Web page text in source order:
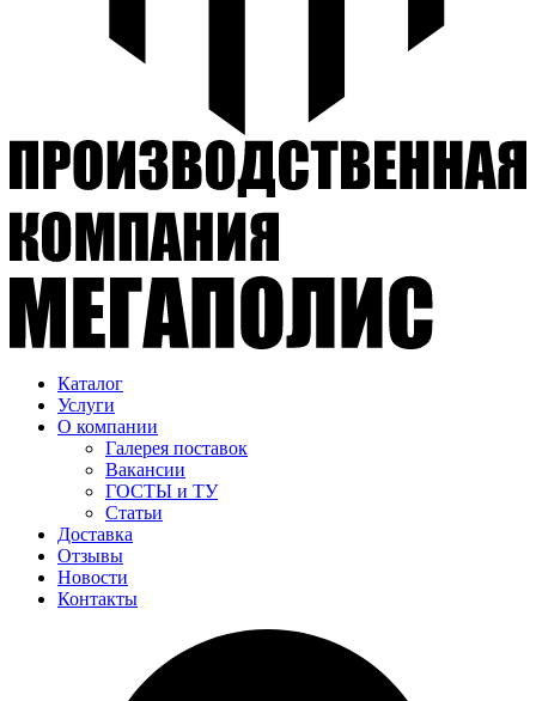
Каталог
Услуги
О компании
Галерея поставок
Вакансии
ГОСТЫ и ТУ
Статьи
Доставка
Отзывы
Новости
Контакты